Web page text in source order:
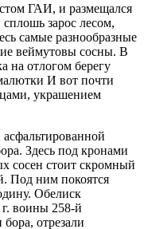
ГАИ, и размещался
зарос лесом,
самые разнообразные
веймутовы сосны. В
на отлогом берегу
И вот почти
украшением
Здесь под кронами
сосен стоит скромный
Под ним покоятся
Обелиск
г. воины 258-й
отрезали